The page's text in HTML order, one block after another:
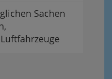
Sachen